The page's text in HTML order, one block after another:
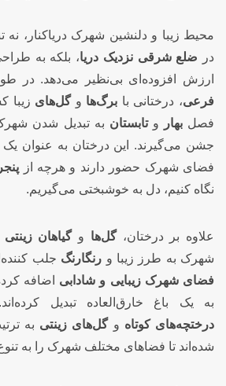
محیط زیبا و دلنشین شهرک دریاکنار، نه
در ضلع شرقی نزدیک دریا، بلکه به
ارزش افزوده‌ای بی‌نظیر می‌دهد. در
فرعی، درختانی با برگ‌ها وگل‌های زیبا
فصلبهار وتابستان به تبدیل شدن
جشن می‌گیرند. این درختان به عنوان
فضای شهرک حضور دارند و هرچه از
نگاه کنیم، دل به خوشبختی می‌گیریم.
علاوه بر درختان،گل‌ها وگیاهان زینتی
شهرک به طرز زیبا و رنگارنگ جلب
فضای شهرک زیبایی و شادابی اضافه
به یک باغ خارق‌العاده تبدیل
درختچه‌های کوتاه وگل‌های زینتی به
شده‌اند تا فضاهای مختلف شهرک را به